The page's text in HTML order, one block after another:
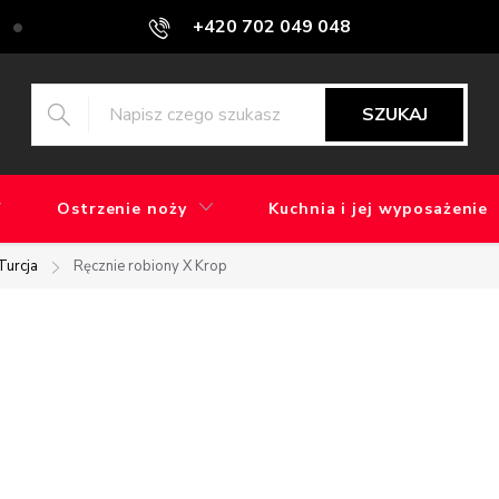
+420 702 049 048
Jaka jest różnica między szlifowaniem maszynowym a
SZUKAJ
Ostrzenie noży Kuchnia i jej wyposażenie
Ręcznie robiony X Krop